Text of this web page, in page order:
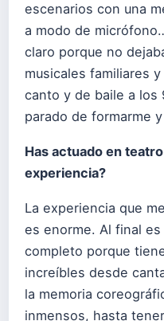
escenarios con una
a modo de
claro porque no
musicales familiares
canto y de baile a los
parado de formarme
Has actuado en
experiencia?
La experiencia que
es enorme. Al final
completo porque
increíbles desde
la memoria
inmensos, hasta